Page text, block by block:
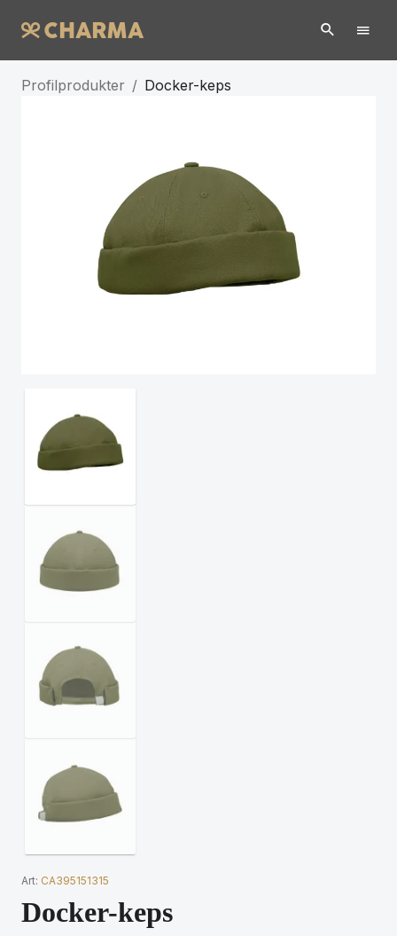
Profilprodukter / Docker-keps
Art: CA395151315
Docker-keps